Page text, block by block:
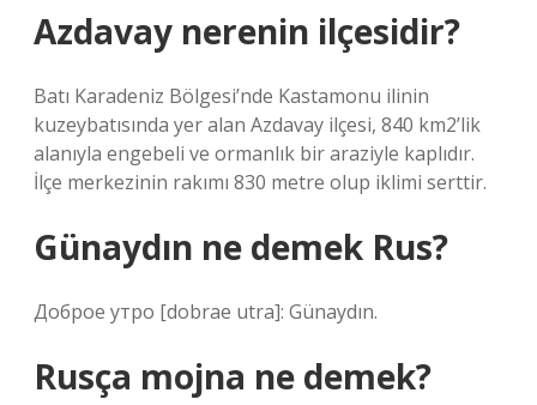
Azdavay nerenin ilçesidir?
Batı Karadeniz Bölgesi’nde Kastamonu ilinin
kuzeybatısında yer alan Azdavay ilçesi, 840 km2’lik
alanıyla engebeli ve ormanlık bir araziyle kaplıdır.
İlçe merkezinin rakımı 830 metre olup iklimi serttir.
Günaydın ne demek Rus?
Доброе утро [dobrae utra]: Günaydın.
Rusça mojna ne demek?